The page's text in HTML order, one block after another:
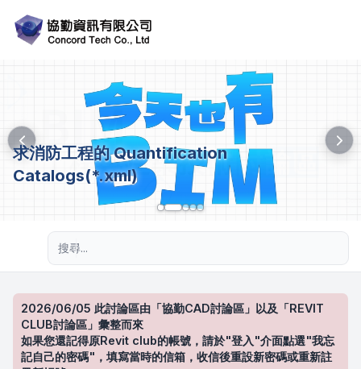
求消防工程的 Quantification
Catalogs(*.xml)
2026/06/05 此討論區由「協勤CAD討論區」以及「REVIT
CLUB討論區」彙整而來
如果您還記得原Revit club的帳號，請於"登入"介面點選"我忘
記自己的密碼"，填寫當時的信箱，收信後重設新密碼或重新註